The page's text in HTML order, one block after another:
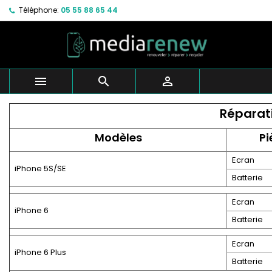
Téléphone: 05 55 88 65 44
  
Modèles
iPhone 5S/SE
Ecran
Batterie
iPhone 6
Ecran
Batterie
iPhone 6 Plus
Ecran
Batterie